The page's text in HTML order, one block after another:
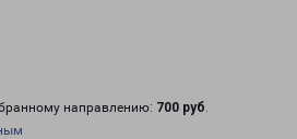
направлению: 700 руб.